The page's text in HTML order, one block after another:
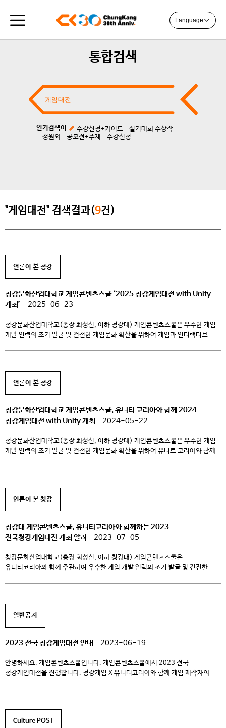
Language
통합검색
인기검색어 수강신청+가이드
실기대회 수상작
정원외
공모전+주제 수강신청
"게임대전" 검색결과(9건)
언론이 본 청강
청강문화산업대학교 게임콘텐츠스쿨 ‘2025 청강게임대전 with Unity
개최’
2025-06-23
청강문화산업대학교(총장 최성신, 이하 청강대) 게임콘텐츠스쿨은 우수한 게임
개발 인력의 조기 발굴 및 건전한 게임문화 확산을 위하여 게임과 인터랙티브
언론이 본 청강
청강문화산업대학교 게임콘텐츠스쿨, 유니티 코리아와 함께 2024
청강게임대전 with Unity 개최
2024-05-22
청강문화산업대학교(총장 최성신, 이하 청강대) 게임콘텐츠스쿨은 우수한 게임
개발 인력의 조기 발굴 및 건전한 게임문화 확산을 위하여 유니트 코리아와 함께
언론이 본 청강
청강대 게임콘텐츠스쿨, 유니티코리아와 함께하는 2023
전국청강게임대전 개최 알려
2023-07-05
청강문화산업대학교(총장 최성신, 이하 청강대) 게임콘텐츠스쿨은
유니티코리아와 함께 주관하여 우수한 게임 개발 인력의 조기 발굴 및 건전한
일반공지
2023 전국 청강게임대전 안내 2023-06-19
안녕하세요. 게임콘텐츠스쿨입니다. 게임콘텐츠스쿨에서 2023 전국
청강게임대전을 진행합니다. 청강게임 X 유니티코리아와 함께 게임 제작자의
Culture POST